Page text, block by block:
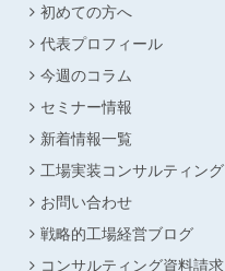
初めての方へ
代表プロフィール
今週のコラム
セミナー情報
新着情報一覧
工場実装コンサルティング
お問い合わせ
戦略的工場経営ブログ
コンサルティング資料請求